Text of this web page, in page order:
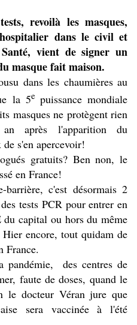
revoilà les masques,
dans le civil et
vient de signer un
masque fait maison.
dans les chaumières au
la 5e puissance mondiale
masques ne protègent rien
après l'apparition du
s'en apercevoir!
gratuits? Ben non, le
en France!
c'est désormais 2
tests PCR pour entrer en
capital ou hors du même
encore, tout quidam de
France.
pandémie, des centres de
faute de doses, quand le
le docteur Véran jure que
sera vaccinée à l'été